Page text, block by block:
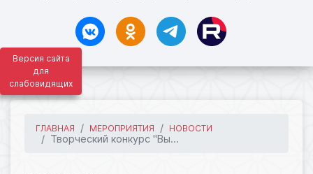
Версия сайта
для
слабовидящих
ГЛАВНАЯ МЕРОПРИЯТИЯ НОВОСТИ
Творческий конкурс "Вы...